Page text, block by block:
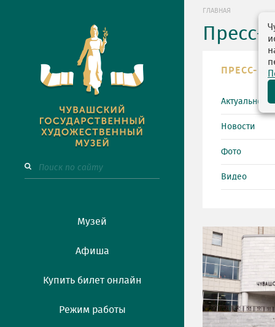
Музей
Афиша
Купить билет онлайн
Режим работы
ГЛАВНАЯ
Пресс-
ПРЕСС-
Актуально
Новости
Фото
Видео